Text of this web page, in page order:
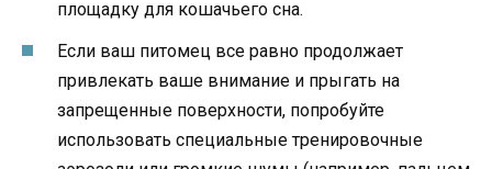
площадку для кошачьего сна.
Если ваш питомец все равно продолжает
привлекать ваше внимание и прыгать на
запрещенные поверхности, попробуйте
использовать специальные тренировочные